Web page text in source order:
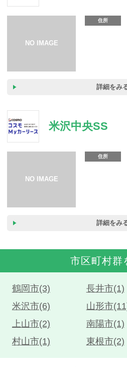
住所
詳細をみ
米沢中央SS
住所
詳細をみ
市区町村群
鶴岡市(3) 長井市(1)
米沢市(6)
山形市
上山市(2)
南陽市(1)
村山市(1)
東根市(2)